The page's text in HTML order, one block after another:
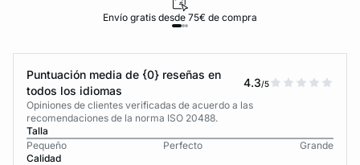
Envío gratis desde 75€ de compra
Puntuación media de {0} reseñas en
todos los idiomas
4.3/5
Opiniones de clientes verificadas de acuerdo a las
recomendaciones de la norma ISO 20488.
Talla
Pequeño
Perfecto
Grande
Calidad